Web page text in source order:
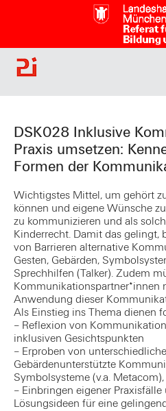
DSK028 Inklusive
Praxis umsetzen:
Formen der
Wichtigstes Mittel, um gehört
können und eigene Wünsche
zu kommunizieren und als
Kinderrecht. Damit das gelingt,
von Barrieren alternative
Gesten, Gebärden,
Sprechhilfen (Talker). Zudem
Kommunikationspartner*innen
Anwendung dieser
Als Einstieg ins Thema dienen
– Reflexion von
inklusiven Gesichtspunkten
– Erproben von
Gebärdenunterstützte
Symbolsysteme (v.a. Metacom),
– Einbringen eigener
Lösungsideen für eine